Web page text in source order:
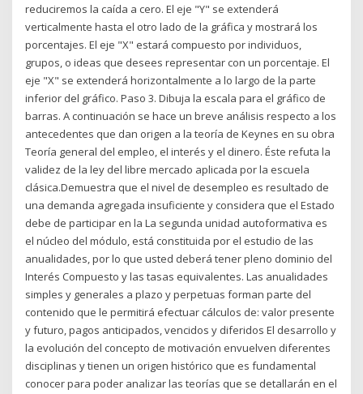
reduciremos la caída a cero. El eje "Y" se extenderá
verticalmente hasta el otro lado de la gráfica y mostrará los
porcentajes. El eje "X" estará compuesto por individuos,
grupos, o ideas que desees representar con un porcentaje. El
eje "X" se extenderá horizontalmente a lo largo de la parte
inferior del gráfico. Paso 3. Dibuja la escala para el gráfico de
barras. A continuación se hace un breve análisis respecto a los
antecedentes que dan origen a la teoría de Keynes en su obra
Teoría general del empleo, el interés y el dinero. Éste refuta la
validez de la ley del libre mercado aplicada por la escuela
clásica.Demuestra que el nivel de desempleo es resultado de
una demanda agregada insuficiente y considera que el Estado
debe de participar en la La segunda unidad autoformativa es
el núcleo del módulo, está constituida por el estudio de las
anualidades, por lo que usted deberá tener pleno dominio del
Interés Compuesto y las tasas equivalentes. Las anualidades
simples y generales a plazo y perpetuas forman parte del
contenido que le permitirá efectuar cálculos de: valor presente
y futuro, pagos anticipados, vencidos y diferidos El desarrollo y
la evolución del concepto de motivación envuelven diferentes
disciplinas y tienen un origen histórico que es fundamental
conocer para poder analizar las teorías que se detallarán en el